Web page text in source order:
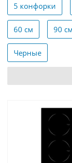
5 конфорки
60 см 90 см
Черные